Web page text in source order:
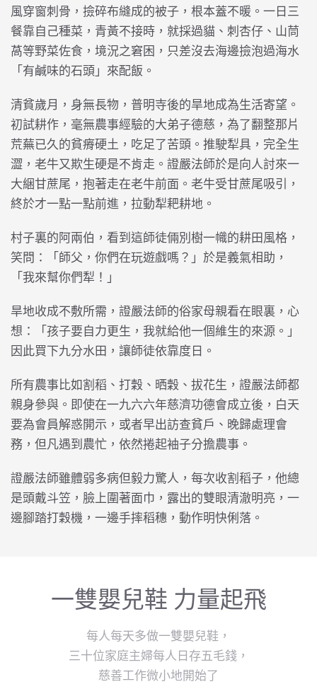
風穿窗刺骨，撿碎布縫成的被子，根本蓋不暖。一日三
餐靠自己種菜，青黃不接時，就採過貓、刺杏仔、山茼
萵等野菜佐食，境況之窘困，只差沒去海邊撿泡過海水
「有鹹味的石頭」來配飯。
清貧歲月，身無長物，普明寺後的旱地成為生活寄望。
初試耕作，毫無農事經驗的大弟子德慈，為了翻整那片
荒蕪已久的貧瘠硬土，吃足了苦頭。推駛犁具，完全生
澀，老牛又欺生硬是不肯走。證嚴法師於是向人討來一
大綑甘蔗尾，抱著走在老牛前面。老牛受甘蔗尾吸引，
終於才一點一點前進，拉動犁耙耕地。
村子裏的阿兩伯，看到這師徒倆別樹一幟的耕田風格，
笑問：「師父，你們在玩遊戲嗎？」於是義氣相助，
「我來幫你們犁！」
旱地收成不敷所需，證嚴法師的俗家母親看在眼裏，心
想：「孩子要自力更生，我就給他一個維生的來源。」
因此買下九分水田，讓師徒依靠度日。
所有農事比如割稻、打穀、晒穀、拔花生，證嚴法師都
親身參與。即使在一九六六年慈濟功德會成立後，白天
要為會員解惑開示，或者早出訪查貧戶、晚歸處理會
務，但凡遇到農忙，依然捲起袖子分擔農事。
證嚴法師雖體弱多病但毅力驚人，每次收割稻子，他總
是頭戴斗笠，臉上圍著面巾，露出的雙眼清澈明亮，一
邊腳踏打穀機，一邊手摔稻穗，動作明快俐落。
一雙嬰兒鞋 力量起飛
每人每天多做一雙嬰兒鞋，
三十位家庭主婦每人日存五毛錢，
慈善工作微小地開始了